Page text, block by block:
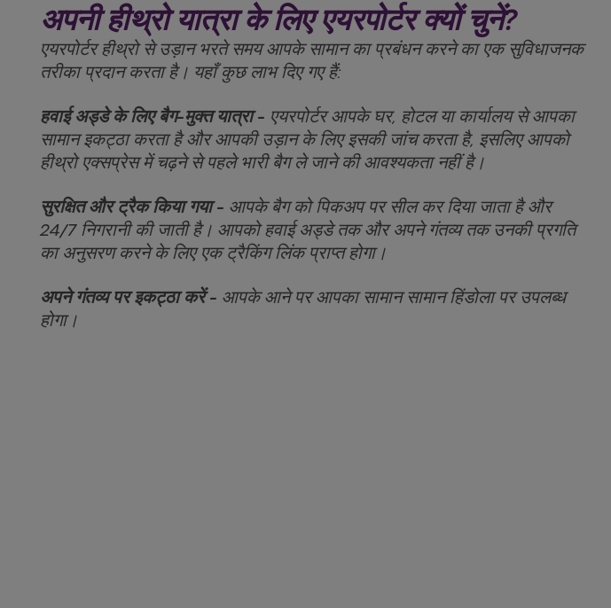
अपनी हीथ्रो यात्रा के लिए एयरपोर्टर क्यों चुनें?
एयरपोर्टर हीथ्रो से उड़ान भरते समय आपके सामान का प्रबंधन करने का एक सुविधाजनक
तरीका प्रदान करता है। यहाँ कुछ लाभ दिए गए हैं:
हवाई अड्डे के लिए बैग-मुक्त यात्रा - एयरपोर्टर आपके घर, होटल या कार्यालय से आपका
सामान इकट्ठा करता है और आपकी उड़ान के लिए इसकी जांच करता है, इसलिए आपको
हीथ्रो एक्सप्रेस में चढ़ने से पहले भारी बैग ले जाने की आवश्यकता नहीं है।
सुरक्षित और ट्रैक किया गया - आपके बैग को पिकअप पर सील कर दिया जाता है और
24/7 निगरानी की जाती है। आपको हवाई अड्डे तक और अपने गंतव्य तक उनकी प्रगति
का अनुसरण करने के लिए एक ट्रैकिंग लिंक प्राप्त होगा।
अपने गंतव्य पर इकट्ठा करें - आपके आने पर आपका सामान सामान हिंडोला पर उपलब्ध
होगा।